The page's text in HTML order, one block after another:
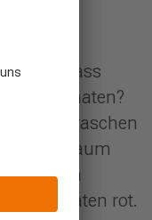
dass
Tomaten?
waschen
Raum
Früchten
die Tomaten rot.